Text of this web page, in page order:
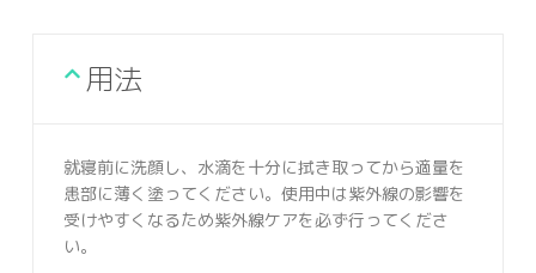
用法
就寝前に洗顔し、水滴を十分に拭き取ってから適量を
患部に薄く塗ってください。使用中は紫外線の影響を
受けやすくなるため紫外線ケアを必ず行ってくださ
い。